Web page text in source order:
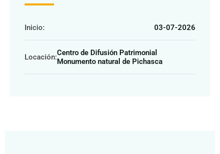
Inicio: 03-07-2026
Locación:Centro de Difusión Patrimonial
Monumento natural de Pichasca